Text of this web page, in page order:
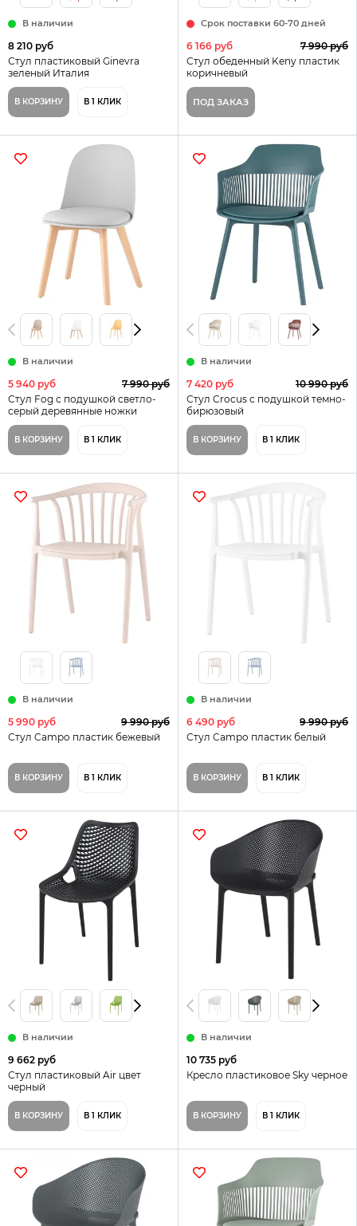
В наличии
8 210 руб
Стул пластиковый Ginevra
зеленый Италия
В КОРЗИНУ В 1 КЛИК
Срок поставки 60-70 дней
6 166 руб
7 990 руб
Стул обеденный Keny пластик
коричневый
ПОД ЗАКАЗ
В наличии
5 940 руб
7 990 руб
Стул Fog с подушкой светло-
серый деревянные ножки
В КОРЗИНУ В 1 КЛИК
В наличии
7 420 руб
10 990 руб
Стул Crocus с подушкой темно-
бирюзовый
В КОРЗИНУ В 1 КЛИК
В наличии
5 990 руб
9 990 руб
Стул Campo пластик бежевый
В КОРЗИНУ В 1 КЛИК
В наличии
6 490 руб
9 990 руб
Стул Campo пластик белый
В КОРЗИНУ В 1 КЛИК
В наличии
9 662 руб
Стул пластиковый Air цвет
черный
В КОРЗИНУ В 1 КЛИК
В наличии
10 735 руб
Кресло пластиковое Sky черное
В КОРЗИНУ В 1 КЛИК